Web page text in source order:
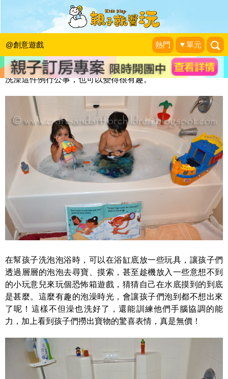
@創意遊戲 熱門 ▼單元
主題泡泡浴遊戲
KidsPlay編輯室
洗澡這件例行公事，也可以變得很有趣。
在幫孩子洗泡泡浴時，可以在浴缸底放一些玩具，讓孩子們
透過層層的泡泡去尋寶、摸索，甚至趁機放入一些意想不到
的小玩意兒來玩個恐怖箱遊戲，猜猜自己在水底摸到的到底
是甚麼。這麼有趣的泡澡時光，會讓孩子們泡到都不想出來
了呢！這樣不但澡也洗好了，還能訓練他們手腦協調的能
力，加上看到孩子們撈出寶物的驚喜表情，真是無價！